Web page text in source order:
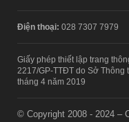
Điện thoại: 028 7307 7979
Giấy phép thiết lập trang
2217/GP-TTĐT do Sở Thông
tháng 4 năm 2019
© Copyright 2008 - 2024 –